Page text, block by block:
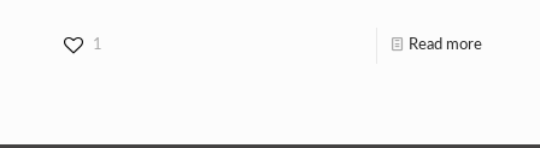
1 Read more